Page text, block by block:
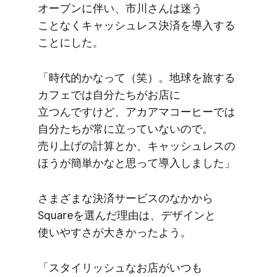
オープンに​伴い、​市川さんは​迷う​
ことなく​キャッシュレス決済を​導入する​
ことにした。
「時代的かなって​（笑）。​地球を​旅する​
カフェでは​自分た​ちが​お店に​
立つんですけど、​アカアマコーヒーでは​
自分た​ちが常に​立っていないので。​
売り上げの​計算とか、​キャッシュレスの​
ほうが​簡単かなと​思って​導入しました」
さまざまな​決済サービスの​なかから​
Squareを​選んだ​理由は、​デザインと​
使いやすさが​大きかったよう。
「スタイリッシュな​お店が​いつも​